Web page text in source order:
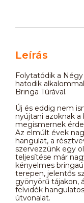
Leírás
Folytatódik a
hatodik
Bringa Túrával.
Új és eddig nem
nyújtani azoknak a
megismernek
Az elmúlt évek
hangulat, a
szervezzünk egy
teljesítése már
kényelmes
terepen, jelentős
gyönyörű tájakon,
felvidék
útvonalat.